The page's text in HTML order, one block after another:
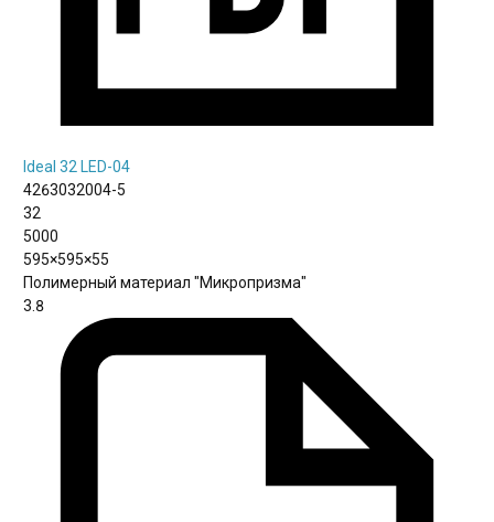
Ideal 32 LED-04
4263032004-5
32
5000
595×595×55
Полимерный материал "Микропризма"
3.8